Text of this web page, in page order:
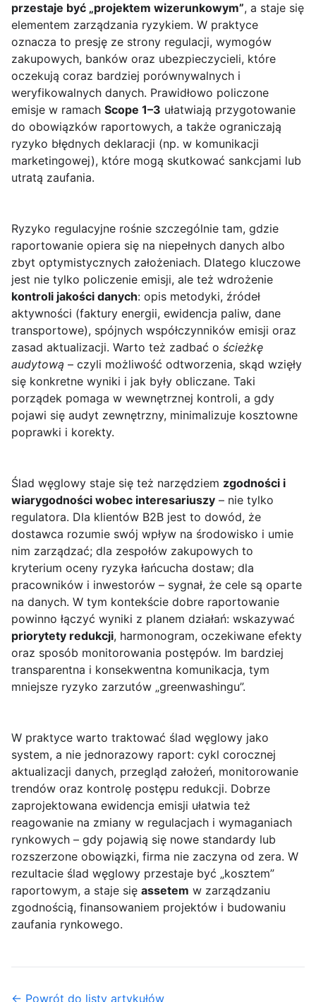
przestaje być „projektem wizerunkowym”, a staje się
elementem zarządzania ryzykiem. W praktyce
oznacza to presję ze strony regulacji, wymogów
zakupowych, banków oraz ubezpieczycieli, które
oczekują coraz bardziej porównywalnych i
weryfikowalnych danych. Prawidłowo policzone
emisje w ramach Scope 1–3 ułatwiają przygotowanie
do obowiązków raportowych, a także ograniczają
ryzyko błędnych deklaracji (np. w komunikacji
marketingowej), które mogą skutkować sankcjami lub
utratą zaufania.
Ryzyko regulacyjne rośnie szczególnie tam, gdzie
raportowanie opiera się na niepełnych danych albo
zbyt optymistycznych założeniach. Dlatego kluczowe
jest nie tylko policzenie emisji, ale też wdrożenie
kontroli jakości danych: opis metodyki, źródeł
aktywności (faktury energii, ewidencja paliw, dane
transportowe), spójnych współczynników emisji oraz
zasad aktualizacji. Warto też zadbać o ścieżkę
audytową – czyli możliwość odtworzenia, skąd wzięły
się konkretne wyniki i jak były obliczane. Taki
porządek pomaga w wewnętrznej kontroli, a gdy
pojawi się audyt zewnętrzny, minimalizuje kosztowne
poprawki i korekty.
Ślad węglowy staje się też narzędziem zgodności i
wiarygodności wobec interesariuszy – nie tylko
regulatora. Dla klientów B2B jest to dowód, że
dostawca rozumie swój wpływ na środowisko i umie
nim zarządzać; dla zespołów zakupowych to
kryterium oceny ryzyka łańcucha dostaw; dla
pracowników i inwestorów – sygnał, że cele są oparte
na danych. W tym kontekście dobre raportowanie
powinno łączyć wyniki z planem działań: wskazywać
priorytety redukcji, harmonogram, oczekiwane efekty
oraz sposób monitorowania postępów. Im bardziej
transparentna i konsekwentna komunikacja, tym
mniejsze ryzyko zarzutów „greenwashingu”.
W praktyce warto traktować ślad węglowy jako
system, a nie jednorazowy raport: cykl corocznej
aktualizacji danych, przegląd założeń, monitorowanie
trendów oraz kontrolę postępu redukcji. Dobrze
zaprojektowana ewidencja emisji ułatwia też
reagowanie na zmiany w regulacjach i wymaganiach
rynkowych – gdy pojawią się nowe standardy lub
rozszerzone obowiązki, firma nie zaczyna od zera. W
rezultacie ślad węglowy przestaje być „kosztem”
raportowym, a staje się assetem w zarządzaniu
zgodnością, finansowaniem projektów i budowaniu
zaufania rynkowego.
← Powrót do listy artykułów